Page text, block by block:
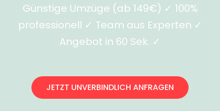
Günstige Umzüge (ab 149€) ✓ 100%
professionell ✓ Team aus Experten ✓
Angebot in 60 Sek. ✓
JETZT UNVERBINDLICH ANFRAGEN